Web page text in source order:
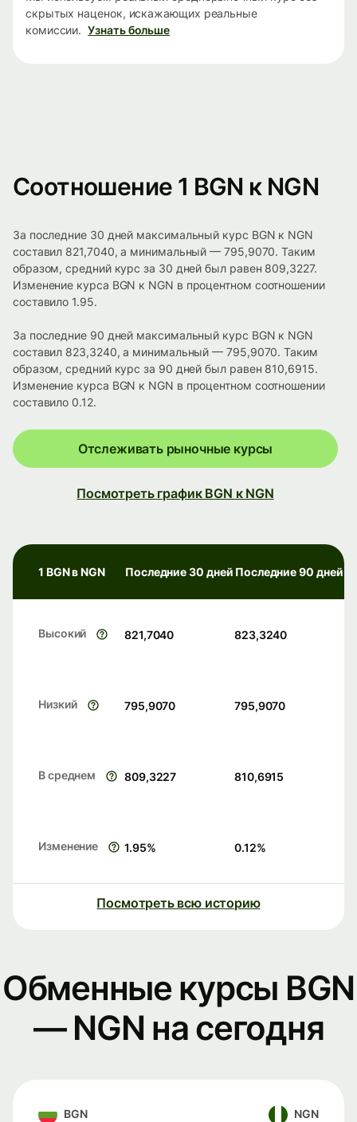
скрытых наценок, искажающих реальные
комиссии. Узнать больше
Соотношение 1 BGN к NGN
За последние 30 дней максимальный курс BGN к NGN
составил 821,7040, а минимальный — 795,9070. Таким
образом, средний курс за 30 дней был равен 809,3227.
Изменение курса BGN к NGN в процентном соотношении
составило 1.95.
За последние 90 дней максимальный курс BGN к NGN
составил 823,3240, а минимальный — 795,9070. Таким
образом, средний курс за 90 дней был равен 810,6915.
Изменение курса BGN к NGN в процентном соотношении
составило 0.12.
Отслеживать рыночные курсы
Посмотреть график BGN к NGN
1 BGN в NGN Последние 30 дней Последние 90 дней
Высокий 821,7040 823,3240
Низкий 795,9070 795,9070
В среднем 809,3227 810,6915
Изменение 1.95% 0.12%
Посмотреть всю историю
Обменные курсы BGN
— NGN на сегодня
BGN NGN